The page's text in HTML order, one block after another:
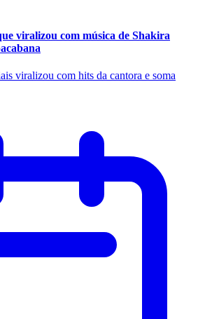
viralizou com música de Shakira
viralizou com hits da cantora e soma